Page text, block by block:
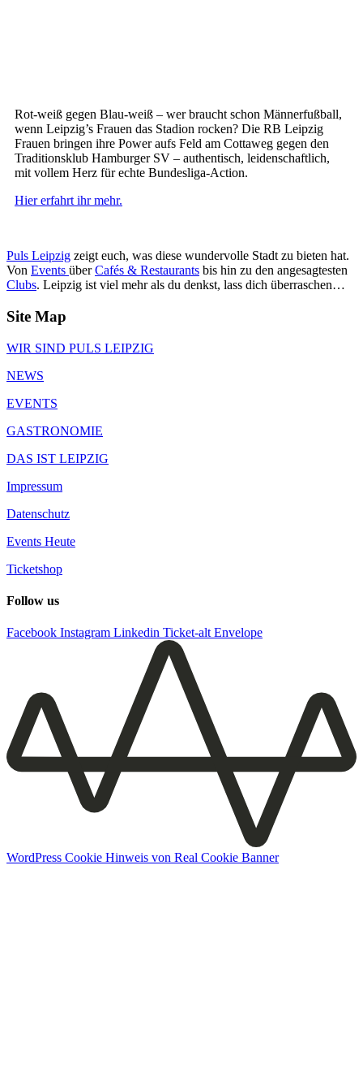
Rot-weiß gegen Blau-weiß – wer braucht schon Männerfußball,
wenn Leipzig’s Frauen das Stadion rocken? Die RB Leipzig
Frauen bringen ihre Power aufs Feld am Cottaweg gegen den
Traditionsklub Hamburger SV – authentisch, leidenschaftlich,
mit vollem Herz für echte Bundesliga-Action.
Hier erfahrt ihr mehr.
Puls Leipzig zeigt euch, was diese wundervolle Stadt zu bieten hat.
Von Events überCafés & Restaurants bis hin zu den angesagtesten
Clubs. Leipzig ist viel mehr als du denkst, lass dich überraschen…
Site Map
WIR SIND PULS LEIPZIG
NEWS
EVENTS
GASTRONOMIE
DAS IST LEIPZIG
Impressum
Datenschutz
Events Heute
Ticketshop
Follow us
Facebook Instagram Linkedin Ticket-alt Envelope
WordPress Cookie Hinweis von Real Cookie Banner